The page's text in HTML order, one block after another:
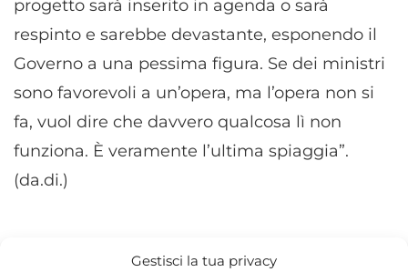
Gestisci la tua privacy
progetto sarà inserito in agenda o sarà
respinto e sarebbe devastante, esponendo il
Governo a una pessima figura. Se dei ministri
sono favorevoli a un’opera, ma l’opera non si
fa, vuol dire che davvero qualcosa lì non
funziona. È veramente l’ultima spiaggia”.
(da.di.)